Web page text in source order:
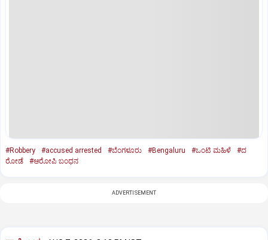
#Robbery #accused arrested #ಬೆಂಗಳೂರು #Bengaluru #ಒಂಟಿ ಮಹಿಳೆ
#ದ
ರೋಡೆ
#ಆರೋಪಿ ಬಂಧನ
ADVERTISEMENT